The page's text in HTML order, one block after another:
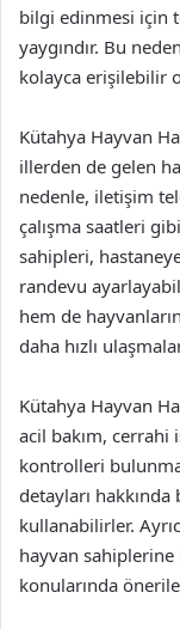
bilgi edinmesi için
yaygındır. Bu
kolayca erişilebilir
Kütahya Hayvan
illerden de gelen
nedenle, iletişim
çalışma saatleri
sahipleri,
randevu
hem de
daha hızlı
Kütahya Hayvan
acil bakım, cerrahi
kontrolleri
detayları
kullanabilirler.
hayvan sahiplerine
konularında